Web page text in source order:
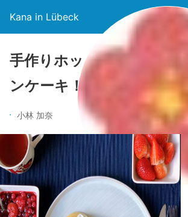
Kana in Lübeck
手作りホットケーキミッ
ンケーキ！海外でも簡単に
小林 加奈